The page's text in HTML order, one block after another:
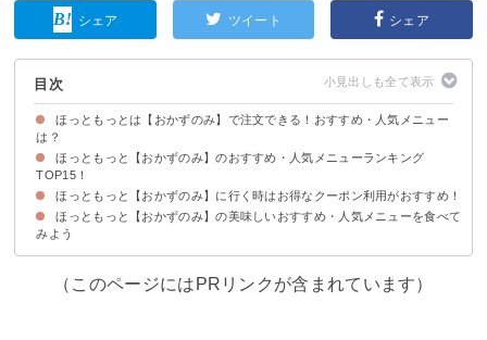
シェア ツイート シェア
目次
ほっともっとは【おかずのみ】で注文できる！おすすめ・人気メニュー
は？
ほっともっとをおかずのみで注文するメリット
ほっともっと【おかずのみ】のおすすめ・人気メニューランキング
TOP15！
15位：チーズハンバーグ（値段：税込600円）
14位：ファミリーチキン竜田＆しょうが焼き（値段：税込1500円）
13位：カレー ルーのみ（値段：税込360円）
12位：チキンバスケット(10コ入り)（値段：税込650円）
11位：おろしハンバーグ（値段：税込500円）
10位：ロースかつとじ（値段：税込390円）
9位：ファミリーナポリタン（値段：税込590円）
8位：しょうが焼き（値段：税込400円）
7位：カルビ焼肉（値段：税込460円）
6位：チキン南蛮（値段：税込400円）
5位：デミハンバーグ（値段：税込500円）
4位：おろしチキン竜田（値段：税込390円）
3位：ロースとんかつ（値段：税込390円）
2位：特から揚 （6コ入り）（値段：税込430円）
1位：肉野菜炒め（値段：税込390円）
ほっともっと【おかずのみ】に行く時はお得なクーポン利用がおすすめ！
ほっともっと【おかずのみ】の美味しいおすすめ・人気メニューを食べて
みよう
（このページにはPRリンクが含まれています）